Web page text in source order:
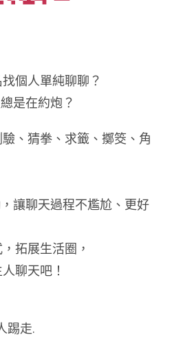
個人單純聊聊？
是在約炮？
、猜拳、求籤、擲筊、角
讓聊天過程不尷尬、更好
拓展生活圈，
聊天吧！
踢走.